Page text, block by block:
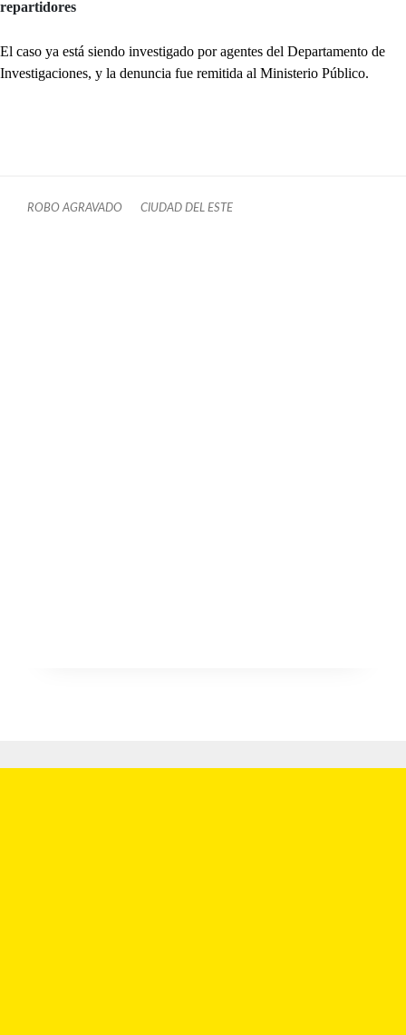
repartidores
El caso ya está siendo investigado por agentes del Departamento de
Investigaciones, y la denuncia fue remitida al Ministerio Público.
ROBO AGRAVADO CIUDAD DEL ESTE